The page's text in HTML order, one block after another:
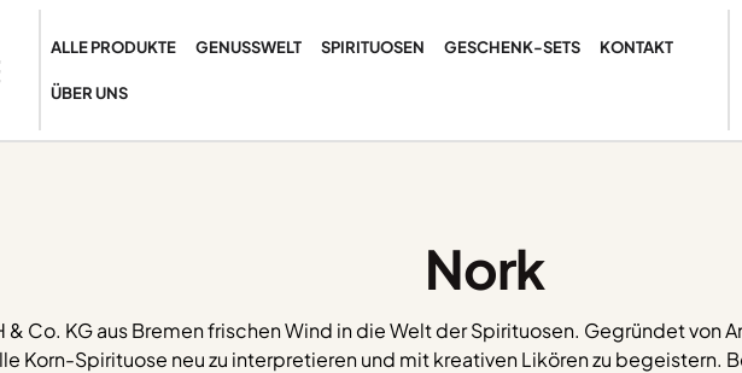
ALLE PRODUKTE GENUSSWELT SPIRITUOSEN GESCHENK-SETS KONTAKT
ÜBER UNS
Nork
Co. KG aus Bremen frischen Wind in die Welt der Spirituosen. Gegründet von
Korn-Spirituose neu zu interpretieren und mit kreativen Likören zu begeistern.